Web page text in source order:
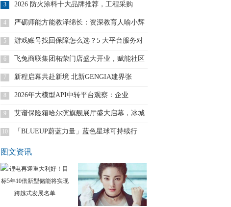
3 2026 防火涂料十大品牌推荐，工程采购
4
严砺师能方能教泽绵长：资深教育人喻小辉
5 游戏账号找回保障怎么选？5 大平台服务对
6
飞兔商联集团柘荣门店盛大开业，赋能社区
经
7 新程启幕共赴新境 北新GENGIA建界张
8 2026年大模型API中转平台观察：企业
9
艾谱保险箱哈尔滨旗舰展厅盛大启幕，冰城
安
10 「BLUEUP蔚蓝力量」蓝色星球可持续行
图文资讯